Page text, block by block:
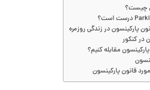
چیست؟
پارکینسون در زندگی روزمره
در کنکور
مقابله کنیم؟
قانون پارکینسون